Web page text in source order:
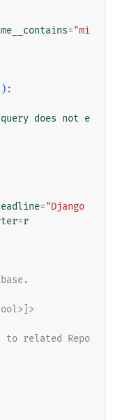
="mi
does not e
="Django
=r
related Repo